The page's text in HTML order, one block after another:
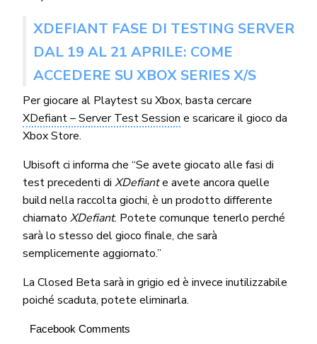
XDEFIANT FASE DI TESTING SERVER
DAL 19 AL 21 APRILE: COME
ACCEDERE SU XBOX SERIES X/S
Per giocare al Playtest su Xbox, basta cercare
XDefiant – Server Test Session e scaricare il gioco da
Xbox Store.
Ubisoft ci informa che “Se avete giocato alle fasi di
test precedenti diXDefiante avete ancora quelle
build nella raccolta giochi, è un prodotto differente
chiamato XDefiant. Potete comunque tenerlo perché
sarà lo stesso del gioco finale, che sarà
semplicemente aggiornato.”
La Closed Beta sarà in grigio ed è invece inutilizzabile
poiché scaduta, potete eliminarla.
Facebook Comments